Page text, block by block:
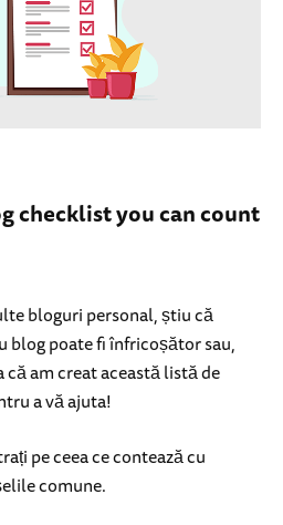
checklist you can count
bloguri personal, știu că
blog poate fi înfricoșător sau,
am creat această listă de
a vă ajuta!
pe ceea ce contează cu
comune.